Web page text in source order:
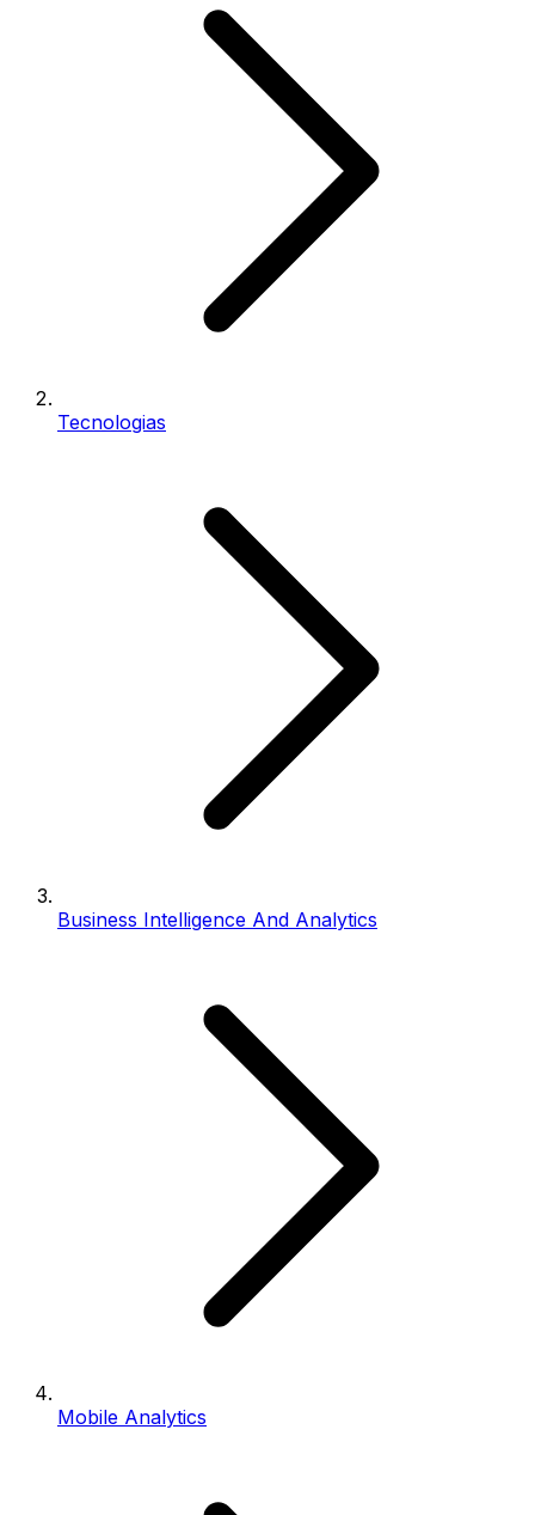
Tecnologias
Business Intelligence And Analytics
Mobile Analytics